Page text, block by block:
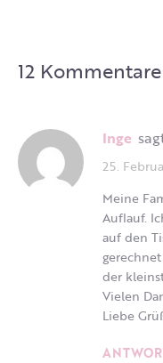
12
Inge
25.
Meine
Auflauf.
auf den
der
Vielen
Liebe